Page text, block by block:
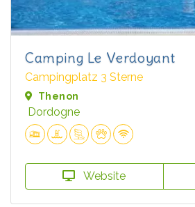
Camping Le Verdoyant
Campingplatz 3 Sterne
Thenon
Dordogne
Website